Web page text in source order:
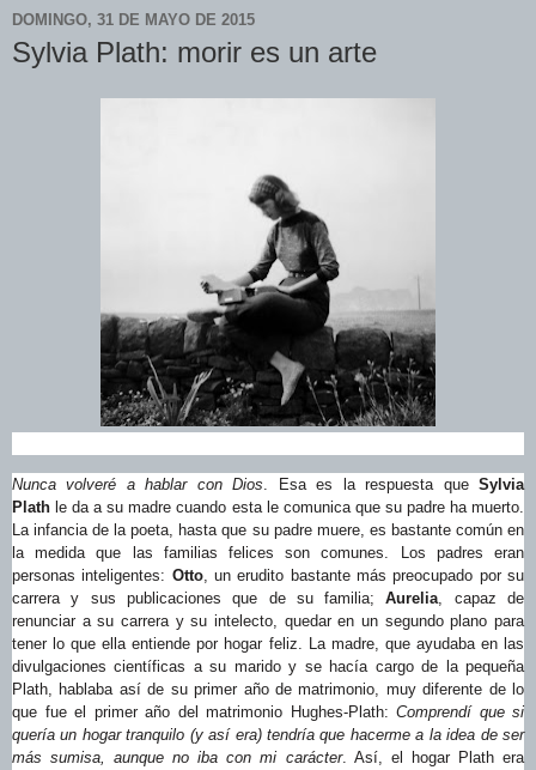
DOMINGO, 31 DE MAYO DE 2015
Sylvia Plath: morir es un arte
Nunca volveré a hablar con Dios. Esa es la respuesta queSylvia
Plath le da a su madre cuando esta le comunica que su padre ha muerto.
La infancia de la poeta, hasta que su padre muere, es bastante común en
la medida que las familias felices son comunes. Los padres eran
personas inteligentes: Otto, un erudito bastante más preocupado por su
carrera y sus publicaciones que de su familia;Aurelia, capaz de
renunciar a su carrera y su intelecto, quedar en un segundo plano para
tener lo que ella entiende por hogar feliz. La madre, que ayudaba en las
divulgaciones científicas a su marido y se hacía cargo de la pequeña
Plath, hablaba así de su primer año de matrimonio, muy diferente de lo
que fue el primer año del matrimonio Hughes-Plath: Comprendí que si
quería un hogar tranquilo (y así era) tendría que hacerme a la idea de ser
más sumisa, aunque no iba con mi carácter. Así, el hogar Plath era